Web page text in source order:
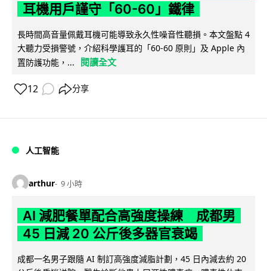
耳機用戶謹守「60-60」鐵律
長時間高音量佩戴耳機可能導致永久性噪音性聽損。本文盤點 4
大聽力受損警號，介紹科學護耳的「60-60 原則」及 Apple 內
置防護功能，...
閱讀全文
12 分享
人工智能
arthur 9 小時
AI 減肥餐單配合高強度操練 成都男
45 日減 20 公斤後多器官衰竭
成都一名男子跟隨 AI 制訂高強度減脂計劃，45 日內減去約 20